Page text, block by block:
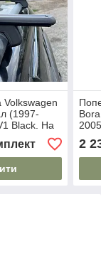
Volkswagen
(1997-
Black. На
Без
2